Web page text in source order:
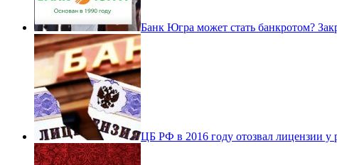
Банк Югра может стать банкротом?
ЦБ РФ в 2016 году отозвал лицензии у